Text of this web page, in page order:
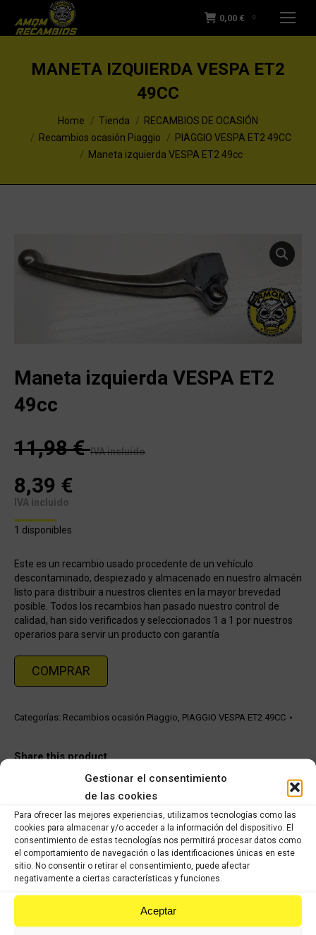
Gestionar el consentimiento
de las cookies
Para ofrecer las mejores experiencias, utilizamos tecnologías como las
cookies para almacenar y/o acceder a la información del dispositivo. El
consentimiento de estas tecnologías nos permitirá procesar datos como
el comportamiento de navegación o las identificaciones únicas en este
sitio. No consentir o retirar el consentimiento, puede afectar
negativamente a ciertas características y funciones.
Aceptar
0,00 € 0
MANETA IZQUIERDA VESPA ET2
49CC
You are here:Home Tienda
RECAMBIOS DE OCASIÓN
Recambios ocasión Piaggio
PIAGGIO VESPA ET2 49CC
Maneta izquierda VESPA ET2 49cc
Maneta izquierda VESPA ET2
49cc
11,98€ IVA incluido
8,39 €
IVA incluido
1 disponibles
Este es un recambio usado procedente de un vehículo
descontaminado, despiezado y almacenado en nuestro almacén
listo para distribuir a nuestros clientes en la mayor brevedad
posible. Todos los recambios han pasado nuestro control de
calidad, han sido verificados y seleccionados 1 a 1 por nuestros
operarios para servir un producto con garantía
COMPRAR
Categorías: Recambios ocasión Piaggio PIAGGIO VESPA ET2 49CC
Share this product
on
X
Share
on
Facebook
Share
on
Pinterest
Share
on
LinkedIn
Productos relacionados